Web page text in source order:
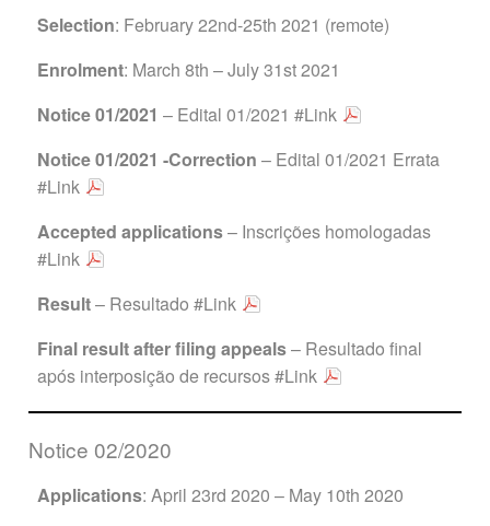
Selection: February 22nd-25th 2021 (remote)
Enrolment: March 8th – July 31st 2021
Notice 01/2021 – Edital 01/2021 #Link
Notice 01/2021 -Correction – Edital 01/2021 Errata
#Link
Accepted applications– Inscrições homologadas
#Link
Result– Resultado #Link
Final result after filing appeals– Resultado final
após interposição de recursos#Link
Notice 02/2020
Applications: April 23rd 2020 – May 10th 2020